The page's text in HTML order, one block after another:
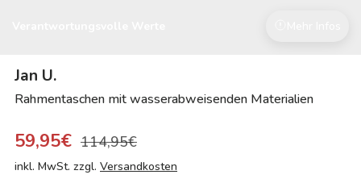
Jan U.
Rahmentaschen mit wasserabweisenden Materialien
59,95€ 114,95€
inkl. MwSt. zzgl. Versandkosten